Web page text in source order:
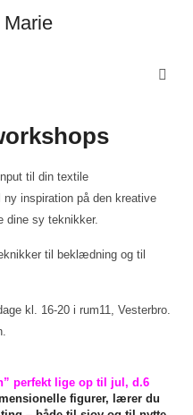
til din textile
inspiration på den kreative
dine sy teknikker.
til beklædning og til
kl. 16-20 i rum11, Vesterbro.
perfekt lige op til jul, d.6
figurer, lærer du